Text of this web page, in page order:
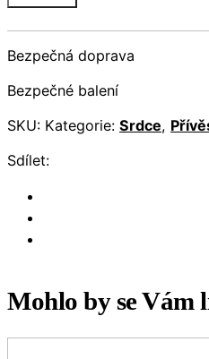
Bezpečná doprava
Bezpečné balení
SKU: Kategorie: Srdce,
Sdílet:
Mohlo by se Vám